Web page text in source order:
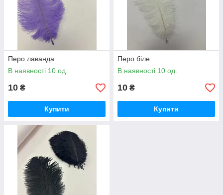
Перо лаванда
В наявності 10 од.
10 ₴
Купити
Перо біле
В наявності 10 од.
10 ₴
Купити